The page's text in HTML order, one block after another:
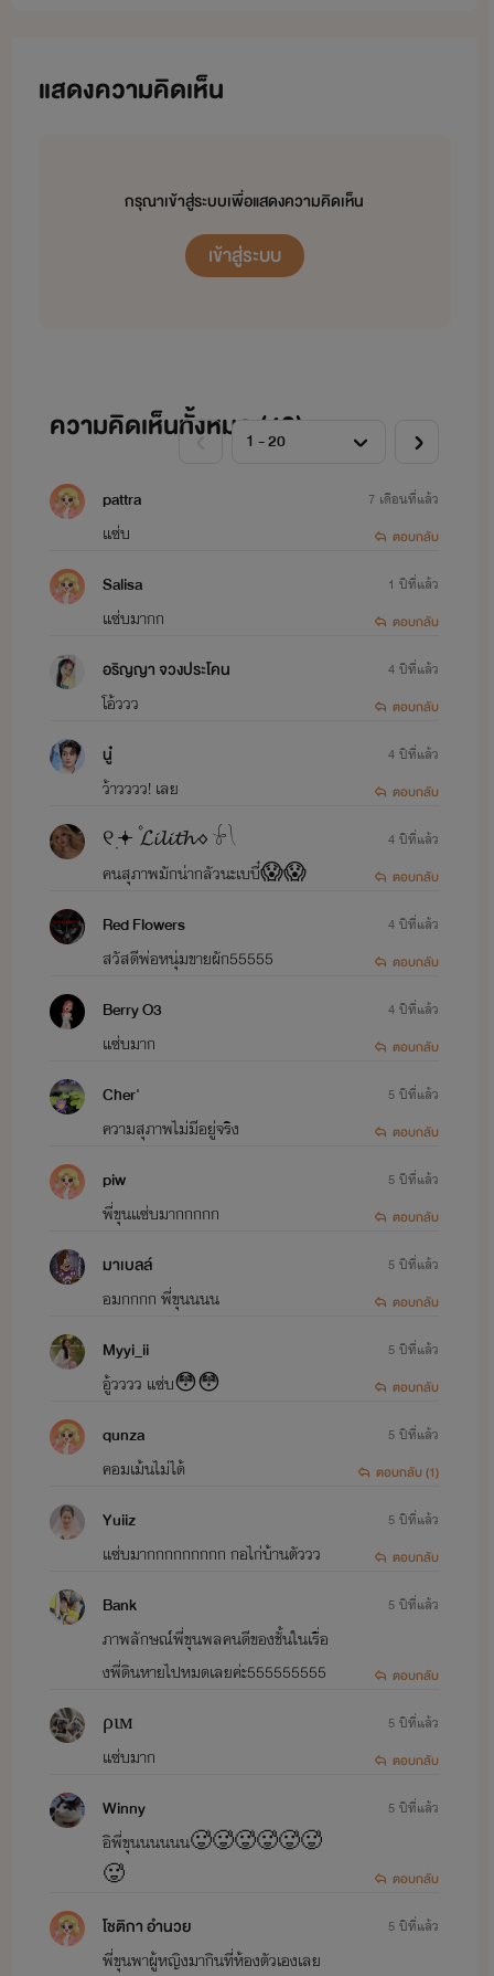
แสดงความคิดเห็น
กรุณาเข้าสู่ระบบเพื่อแสดงความคิดเห็น
เข้าสู่ระบบ
ความคิดเห็นทั้งหมด (40)
pattra
แซ่บ
7 เดือนที่แล้ว
ตอบกลับ
Salisa
แซ่บมากก
1 ปีที่แล้ว
ตอบกลับ
อริญญา จวงประโคน
โอ้ววว
4 ปีที่แล้ว
ตอบกลับ
นู๋
ว้าวววว! เลย
4 ปีที่แล้ว
ตอบกลับ
୧ ׅ𖥔 ۫ 𝓛𝓲𝓵𝓲𝓽𝓱 ⋄ 𓍯
คนสุภาพมักน่ากลัวนะเบบี๋😱😱
4 ปีที่แล้ว
ตอบกลับ
Red Flowers
สวัสดีพ่อหนุ่มขายผัก55555
4 ปีที่แล้ว
ตอบกลับ
Berry O3
แซ่บมาก
4 ปีที่แล้ว
ตอบกลับ
Cher'
ความสุภาพไม่มีอยู่จริง
5 ปีที่แล้ว
ตอบกลับ
piw
พี่ขุนเเซ่บมากกกกก
5 ปีที่แล้ว
ตอบกลับ
มาเบลล์
อมกกกก พี่ขุนนนน
5 ปีที่แล้ว
ตอบกลับ
Myyi_ii
อู้วววว แซ่บ😳😳
5 ปีที่แล้ว
ตอบกลับ
qunza
คอมเม้นไม่ได้
5 ปีที่แล้ว
ตอบกลับ (1)
Yuiiz
แซ่บมากกกกกกกกก กอไก่บ้านตัววว
5 ปีที่แล้ว
ตอบกลับ
Bank
ภาพลักษณ์พี่ขุนพลคนดีของชั้นในเรื่อ
งพี่ดินหายไปหมดเลยค่ะ555555555
5 ปีที่แล้ว
ตอบกลับ
ριм
แซ่บมาก
5 ปีที่แล้ว
ตอบกลับ
Winny
อิพี่ขุนนนนนน🥵🥵🥵🥵🥵🥵
🥵
5 ปีที่แล้ว
ตอบกลับ
โชติกา อำนวย
พี่ขุนพาผู้หญิงมากินที่ห้องตัวเองเลย
5 ปีที่แล้ว